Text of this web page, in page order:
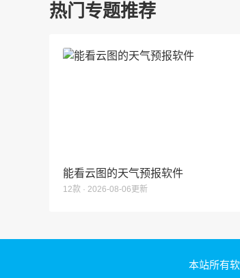
热门专题推荐
能看云图的天气预报软件
12款 · 2026-08-06更新
本站所有